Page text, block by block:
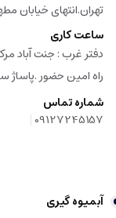
تهران.انتهای خیابان
ساعت کاری
دفتر غرب : جنت آباد
راه امین حضور .پاساژ
شماره تماس
09127245157
|
آبمیوه گیری